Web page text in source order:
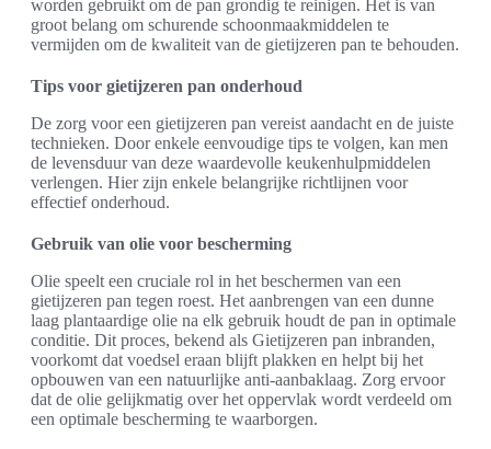
worden gebruikt om de pan grondig te reinigen. Het is van
groot belang om schurende schoonmaakmiddelen te
vermijden om de kwaliteit van de gietijzeren pan te behouden.
Tips voor gietijzeren pan onderhoud
De zorg voor een gietijzeren pan vereist aandacht en de juiste
technieken. Door enkele eenvoudige tips te volgen, kan men
de levensduur van deze waardevolle keukenhulpmiddelen
verlengen. Hier zijn enkele belangrijke richtlijnen voor
effectief onderhoud.
Gebruik van olie voor bescherming
Olie speelt een cruciale rol in het beschermen van een
gietijzeren pan tegen roest. Het aanbrengen van een dunne
laag plantaardige olie na elk gebruik houdt de pan in optimale
conditie. Dit proces, bekend als Gietijzeren pan inbranden,
voorkomt dat voedsel eraan blijft plakken en helpt bij het
opbouwen van een natuurlijke anti-aanbaklaag. Zorg ervoor
dat de olie gelijkmatig over het oppervlak wordt verdeeld om
een optimale bescherming te waarborgen.